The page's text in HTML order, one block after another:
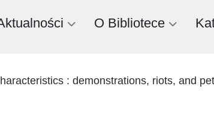
O Bibliotece
: demonstrations, riots, and